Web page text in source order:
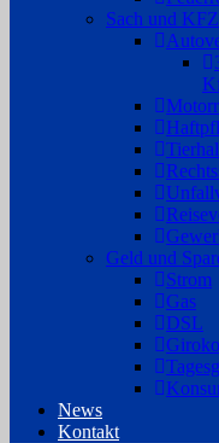
Sach und KFZ
Geld und
Strom
Gas
DSL
News
Kontakt